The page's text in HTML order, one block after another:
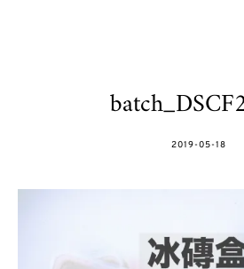
POSTED
2019-05-18